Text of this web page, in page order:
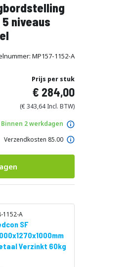
niveaus
MP157-1152-A
Prijs per stuk
284,00
343,64
Binnen 2 werkdagen
Verzendkosten 85.00
1152-A
SF
Verzinkt 60kg